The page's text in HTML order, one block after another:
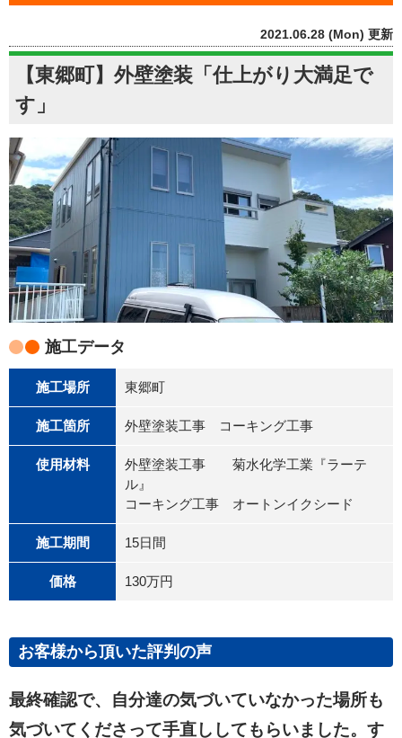
2021.06.28 (Mon) 更新
【東郷町】外壁塗装「仕上がり大満足で
す」
施工データ
施工場所 東郷町
施工箇所 外壁塗装工事 コーキング工事
使用材料
外壁塗装工事 菊水化学工業『ラーテ
ル』
コーキング工事 オートンイクシード
施工期間 15日間
価格 130万円
お客様から頂いた評判の声
最終確認で、自分達の気づいていなかった場所も
気づいてくださって手直ししてもらいました。す